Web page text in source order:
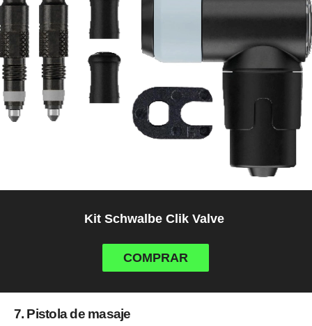
Kit Schwalbe Clik Valve
COMPRAR
7. Pistola de masaje